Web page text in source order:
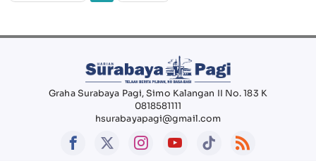
Graha Surabaya Pagi, Simo Kalangan II No. 183 K
0818581111
hsurabayapagi@gmail.com